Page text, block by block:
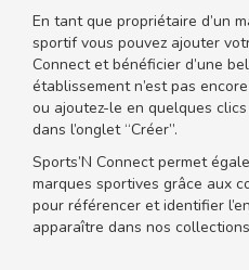
En tant que propriétaire d’un
sportif vous pouvez ajouter
Connect et bénéficier d’une
établissement n’est pas
ou ajoutez-le en quelques
dans l’onglet “Créer”.
Sports’N Connect permet
marques sportives grâce aux
pour référencer et identifier
apparaître dans nos